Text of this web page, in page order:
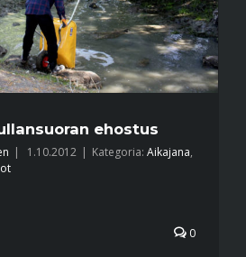
ehostus
| 1.10.2012 | Kategoria: Aikajana,
0